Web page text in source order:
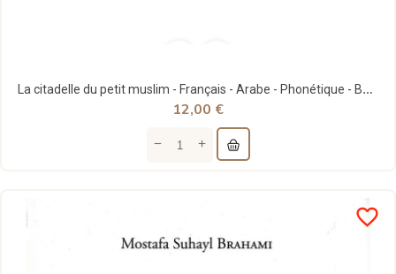
La citadelle du petit muslim - Français - Arabe - Phonétique - BDouin éditions
12,00 €
favorite_border